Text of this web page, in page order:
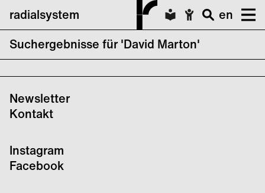
radialsystem
en
Suchergebnisse für 'David Marton'
keine Suchergebnisse für David Marton
Newsletter
Kontakt
Instagram
Facebook